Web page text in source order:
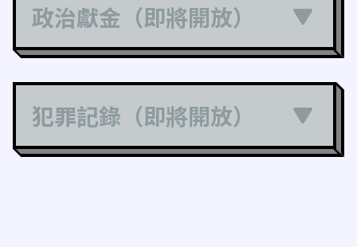
政治獻金（即將開放）
犯罪記錄（即將開放）